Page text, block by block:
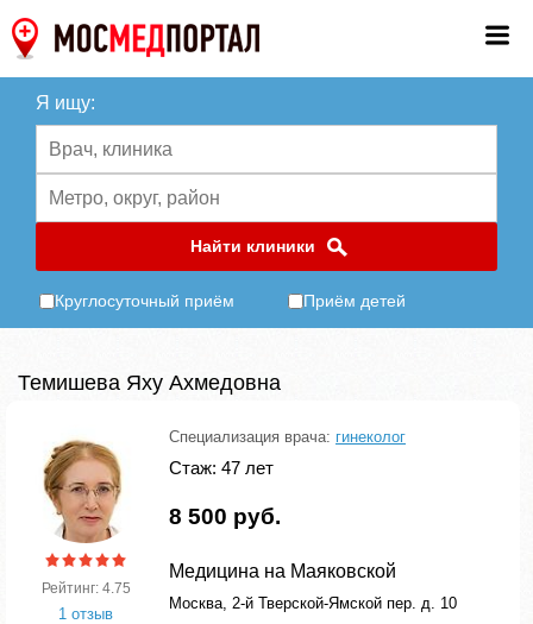
Я ищу:
Найти клиники
Круглосуточный приём Приём детей
Темишева Яху Ахмедовна
Рейтинг: 4.75
1 отзыв
Специализация врача: гинеколог
Стаж: 47 лет
8 500 руб.
Медицина на Маяковской
Москва, 2-й Тверской-Ямской пер. д. 10